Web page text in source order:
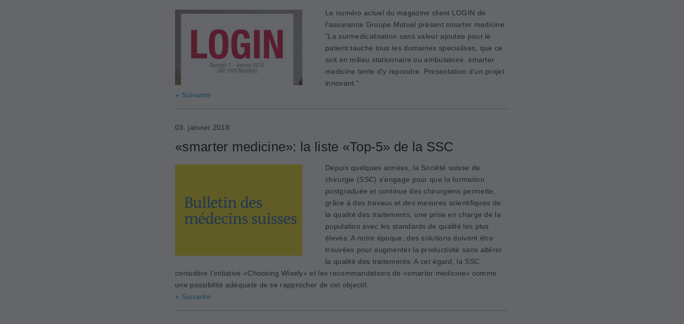
Le numéro actuel du magazine client LOGIN de
l'assurance Groupe Mutuel présent smarter medicine:
"La surmedicalisation sans valeur ajoutee pour le
patient tauche tous les domaines specialises, que ce
soit en milieu stationnaire ou ambulatoire. smarter
medicine tente d'y repondre. Presentation d'un projet
innovant."
» Suivante
03. janvier 2018
«smarter medicine»: la liste «Top-5» de la SSC
Depuis quelques années, la Société suisse de
chirurgie (SSC) s’engage pour que la formation
postgraduée et continue des chirurgiens permette,
grâce à des travaux et des mesures scientifiques de
la qualité des traitements, une prise en charge de la
population avec les standards de qualité les plus
élevés. A notre époque, des solutions doivent être
trouvées pour augmenter la productivité sans altérer
la qualité des traitements. A cet égard, la SSC
considère l’initiative «Choosing ­Wisely» et les recommandations de «smarter medicine» comme
une possibilité adéquate de se rapprocher de cet objectif.
» Suivante